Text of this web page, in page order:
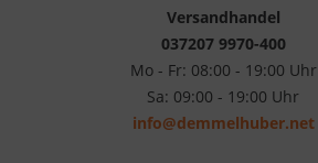
Versandhandel
037207 9970-400
Mo - Fr: 08:00 - 19:00 Uhr
Sa: 09:00 - 19:00 Uhr
info@demmelhuber.net